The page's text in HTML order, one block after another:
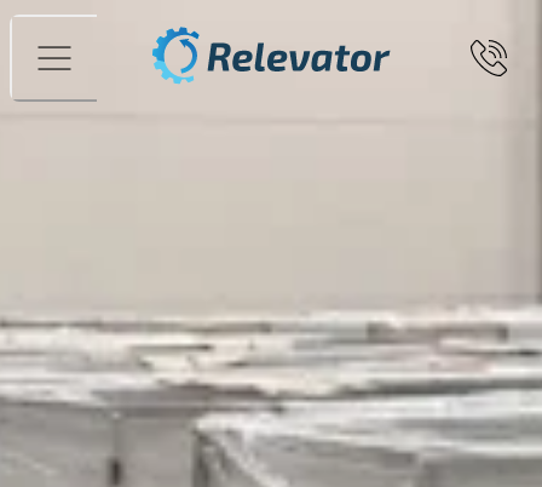
Valikko
Me Relevatorilla olemme ylpeitä voidessamme esitellä
Capacity Calculator-työkalun. Se on uusi ja tehokas
työkalu, jonka avulla yritykset voivat nopeasti ja helposti
selvittää, kuinka paljon varastotil
4. maaliskuuta 2025
Lue lisää
Varastoautomaatit